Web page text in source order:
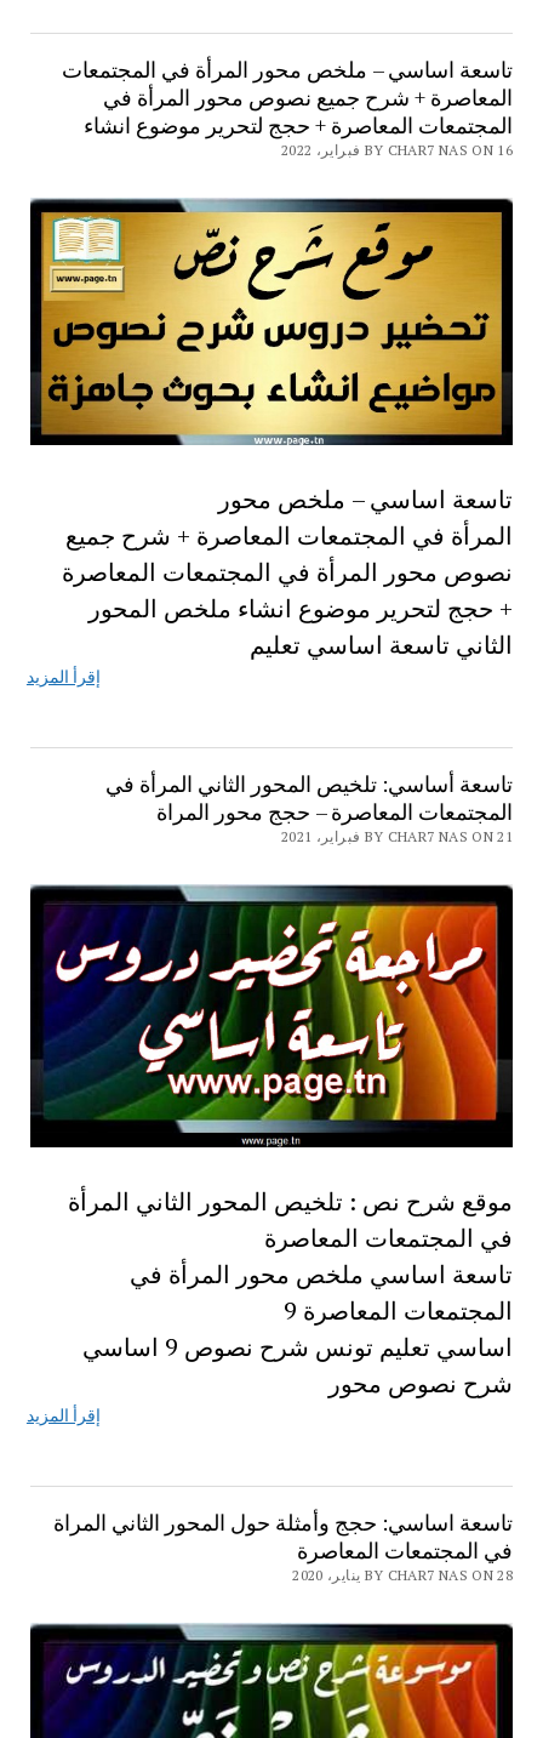
تاسعة اساسي – ملخص محور المرأة في المجتمعات
المعاصرة + شرح جميع نصوص محور المرأة في
المجتمعات المعاصرة + حجج لتحرير موضوع انشاء
BY CHAR7 NAS ON 16 فبراير، 2022
تاسعة اساسي – ملخص محور
المرأة في المجتمعات المعاصرة + شرح جميع
نصوص محور المرأة في المجتمعات المعاصرة
+ حجج لتحرير موضوع انشاء ملخص المحور
الثاني تاسعة اساسي تعليم
إقرأ المزيد
تاسعة أساسي: تلخيص المحور الثاني المرأة في
المجتمعات المعاصرة – حجج محور المراة
BY CHAR7 NAS ON 21 فبراير، 2021
موقع شرح نص : تلخيص المحور الثاني المرأة
في المجتمعات المعاصرة
تاسعة اساسي ملخص محور المرأة في
المجتمعات المعاصرة 9
اساسي تعليم تونس شرح نصوص 9 اساسي
شرح نصوص محور
إقرأ المزيد
تاسعة اساسي: حجج وأمثلة حول المحور الثاني المراة
في المجتمعات المعاصرة
BY CHAR7 NAS ON 28 يناير، 2020